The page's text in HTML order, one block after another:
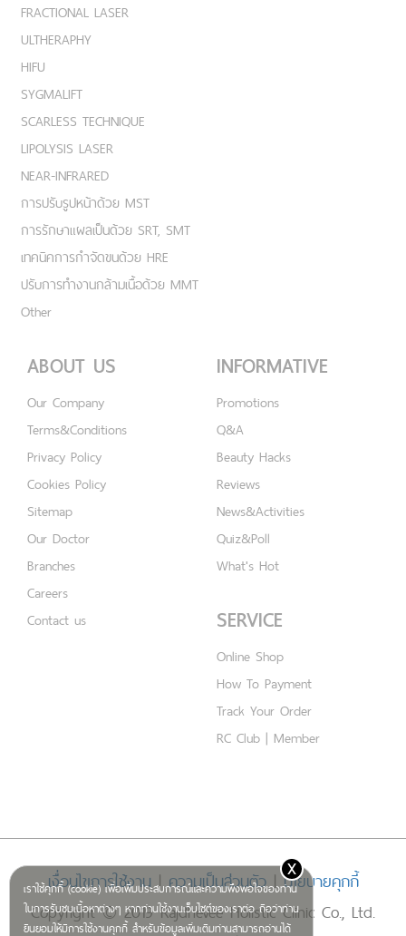
เราใช้คุกกี้ (cookie) เพื่อเพิ่มประสบการณ์และความพึงพอใจของท่าน
ในการรับชมเนื้อหาต่างๆ หากท่านใช้งานเว็บไซต์ของเราต่อ ถือว่าท่าน
ยินยอมให้มีการใช้งานคุกกี้ สำหรับข้อมูลเพิ่มเติมท่านสามารถอ่านได้
x
FRACTIONAL LASER
ULTHERAPHY
HIFU
SYGMALIFT
SCARLESS TECHNIQUE
LIPOLYSIS LASER
NEAR-INFRARED
การปรับรูปหน้าด้วย MST
การรักษาแผลเป็นด้วย SRT, SMT
เทคนิคการกำจัดขนด้วย HRE
ปรับการทำงานกล้ามเนื้อด้วย MMT
Other
ABOUT US
Our Company
Terms&Conditions
Privacy Policy
Cookies Policy
Sitemap
Our Doctor
Branches
Careers
Contact us
INFORMATIVE
Promotions
Q&A
Beauty Hacks
Reviews
News&Activities
Quiz&Poll
What's Hot
SERVICE
Online Shop
How To Payment
Track Your Order
RC Club | Member
เงื่อนไขการใช้งาน|ความเป็นส่วนตัว|นโยบายคุกกี้
Copyright © 2019 Rajdhevee Holistic Clinic Co., Ltd.